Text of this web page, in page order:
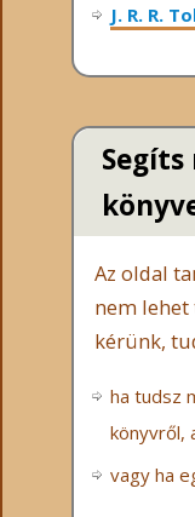
J. R. R.
Az oldal
nem lehet
kérünk,
ha tudsz
könyvről,
vagy ha